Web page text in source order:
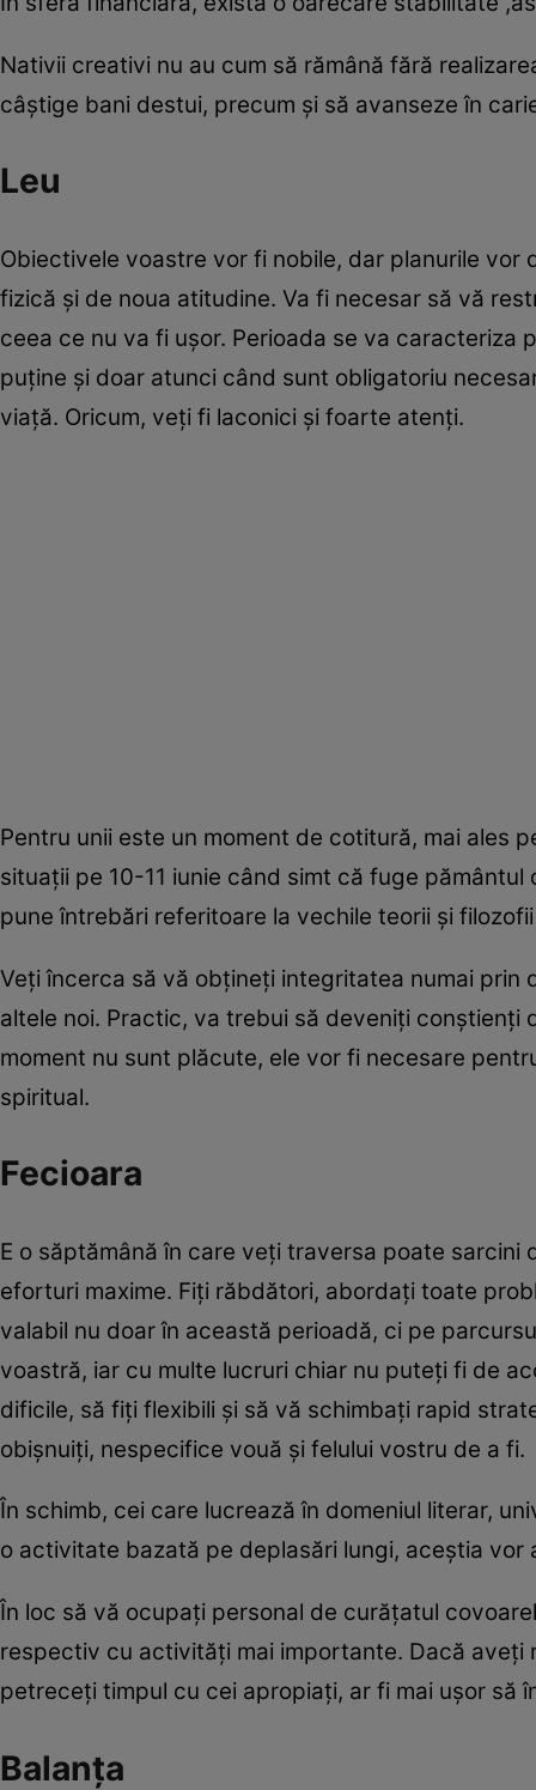
Nativii creativi nu au cum să rămână fără
câștige bani destui, precum și să avanseze în
Leu
Obiectivele voastre vor fi nobile, dar planurile
fizică și de noua atitudine. Va fi necesar să vă
ceea ce nu va fi ușor. Perioada se va
puține și doar atunci când sunt obligatoriu
viață. Oricum, veți fi laconici și foarte atenți.
Pentru unii este un moment de cotitură, mai ales
situații pe 10-11 iunie când simt că fuge
pune întrebări referitoare la vechile teorii și
Veți încerca să vă obțineți integritatea numai prin
altele noi. Practic, va trebui să deveniți conștienți
moment nu sunt plăcute, ele vor fi necesare
spiritual.
Fecioara
E o săptămână în care veți traversa poate
eforturi maxime. Fiți răbdători, abordați toate
valabil nu doar în această perioadă, ci pe
voastră, iar cu multe lucruri chiar nu puteți fi de
dificile, să fiți flexibili și să vă schimbați rapid
obișnuiți, nespecifice vouă și felului vostru de a fi.
În schimb, cei care lucrează în domeniul literar,
o activitate bazată pe deplasări lungi, aceștia vor
În loc să vă ocupați personal de curățatul
respectiv cu activități mai importante. Dacă
petreceți timpul cu cei apropiați, ar fi mai ușor să
Balanța